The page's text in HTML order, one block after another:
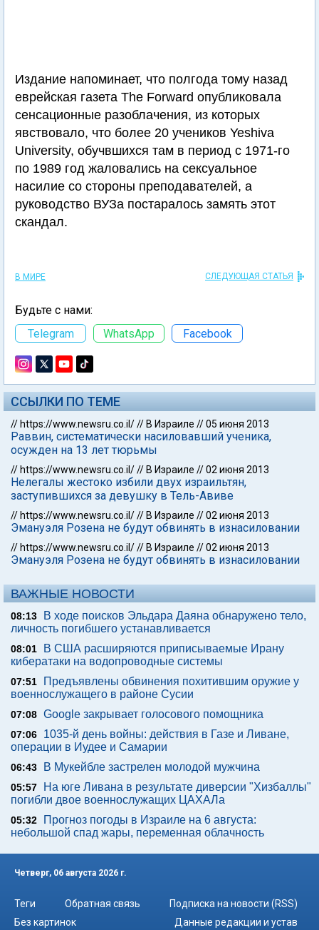
Издание напоминает, что полгода тому назад
еврейская газета The Forward опубликовала
сенсационные разоблачения, из которых
явствовало, что более 20 учеников Yeshiva
University, обучвшихся там в период с 1971-го
по 1989 год жаловались на сексуальное
насилие со стороны преподавателей, а
руководство ВУЗа постаралось замять этот
скандал.
В МИРЕ СЛЕДУЮЩАЯ СТАТЬЯ
Будьте с нами:
Telegram
WhatsApp Facebook
ССЫЛКИ ПО ТЕМЕ
// https://www.newsru.co.il/// В Израиле //05 июня 2013
Раввин, систематически насиловавший ученика,
осужден на 13 лет тюрьмы
// https://www.newsru.co.il/// В Израиле //02 июня 2013
Нелегалы жестоко избили двух израильтян,
заступившихся за девушку в Тель-Авиве
// https://www.newsru.co.il/// В Израиле //02 июня 2013
Эмануэля Розена не будут обвинять в изнасиловании
// https://www.newsru.co.il/// В Израиле //02 июня 2013
Эмануэля Розена не будут обвинять в изнасиловании
ВАЖНЫЕ НОВОСТИ
08:13
В ходе поисков Эльдара Даяна обнаружено тело,
личность погибшего устанавливается
08:01
В США расширяются приписываемые Ирану
кибератаки на водопроводные системы
07:51
Предъявлены обвинения похитившим оружие у
военнослужащего в районе Сусии
07:08 Google закрывает голосового помощника
07:06
1035-й день войны: действия в Газе и Ливане,
операции в Иудее и Самарии
06:43 В Мукейбле застрелен молодой мужчина
05:57
На юге Ливана в результате диверсии "Хизбаллы"
погибли двое военнослужащих ЦАХАЛа
05:32
Прогноз погоды в Израиле на 6 августа:
небольшой спад жары, переменная облачность
Четверг, 06 августа 2026 г.
Теги Обратная связь
Подписка на новости (RSS)
Без картинок
Данные редакции и устав